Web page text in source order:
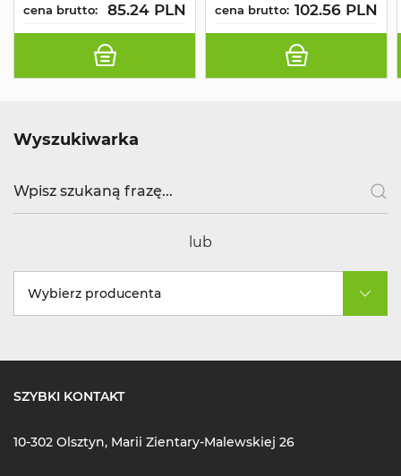
cena brutto: 85.24 PLN cena brutto: 102.56 PLN
Wyszukiwarka
lub
Wybierz producenta
SZYBKI KONTAKT
10-302 Olsztyn, Marii Zientary-Malewskiej 26